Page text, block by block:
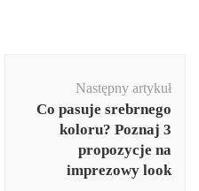
Następny artykuł
Co pasuje srebrnego
koloru? Poznaj 3
propozycje na
imprezowy look